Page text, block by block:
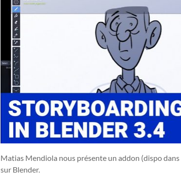
Matias Mendiola nous présente un addon (dispo
sur Blender.